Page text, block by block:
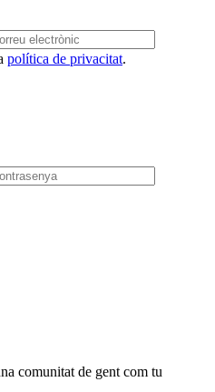
política de privacitat.
comunitat de gent com tu